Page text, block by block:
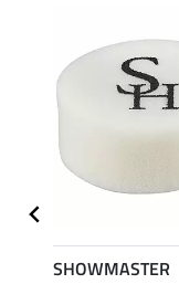
SHOWMASTER